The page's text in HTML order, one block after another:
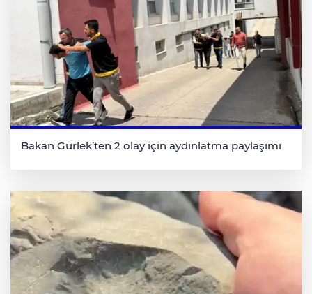
Bakan Gürlek’ten 2 olay için aydınlatma paylaşımı